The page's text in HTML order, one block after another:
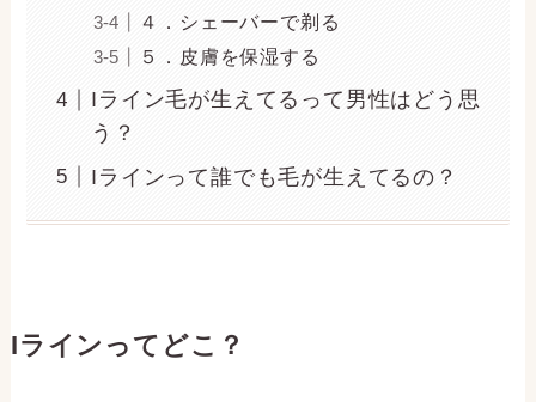
４．シェーバーで剃る
５．皮膚を保湿する
Iライン毛が生えてるって男性はどう思
う？
Iラインって誰でも毛が生えてるの？
Iラインってどこ？